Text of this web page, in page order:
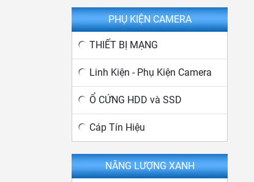
PHỤ KIỆN CAMERA
THIẾT BỊ MẠNG
Linh Kiện - Phụ Kiện Camera
Ổ CỨNG HDD và SSD
Cáp Tín Hiệu
NĂNG LƯỢNG XANH